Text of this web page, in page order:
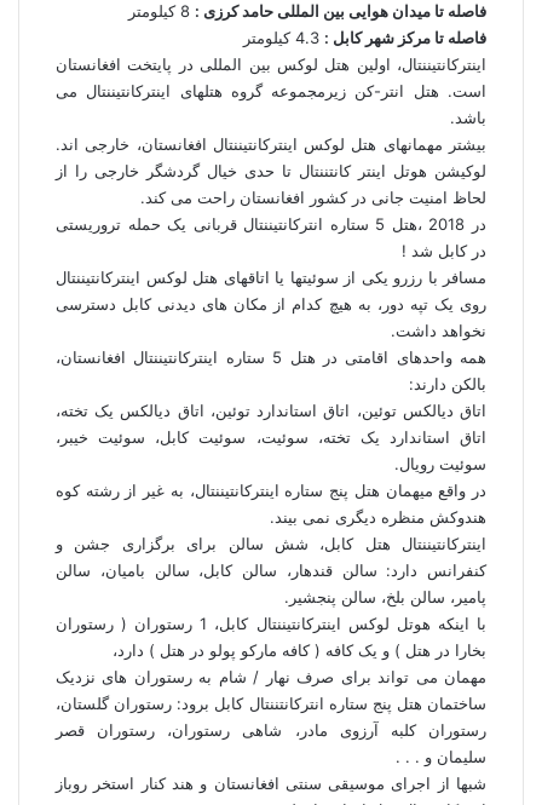
فاصله تا میدان هوایی بین المللی حامد کرزی :
فاصله تا مرکز شهر کابل :
اینترکانتیننتال، اولین هتل لوکس بین المللی در پایتخت افغانستان
است. هتل انتر-کن زیرمجموعه گروه هتلهای اینترکانتیننتال می
باشد.
بیشتر مهمانهای هتل لوکس اینترکانتیننتال افغانستان، خارجی اند.
لوکیشن هوتل اینتر کانتننتال تا حدی خیال گردشگر خارجی را از
لحاظ امنیت جانی در کشور افغانستان راحت می کند.
در 2018 ،هتل 5 ستاره انترکانتیننتال قربانی یک حمله تروریستی
در کابل شد !
مسافر با رزرو یکی از سوئیتها یا اتاقهای هتل لوکس اینترکانتیننتال
روی یک تپه دور، به هیچ کدام از مکان های دیدنی کابل دسترسی
نخواهد داشت.
همه واحدهای اقامتی در هتل 5 ستاره اینترکانتیننتال افغانستان،
بالکن دارند:
اتاق دیالکس توئین، اتاق استاندارد توئین، اتاق دیالکس یک تخته،
اتاق استاندارد یک تخته، سوئیت، سوئیت کابل، سوئیت خیبر،
سوئیت رویال.
در واقع میهمان هتل پنج ستاره اینترکانتیننتال، به غیر از رشته کوه
هندوکش منظره دیگری نمی بیند.
اینترکانتیننتال هتل کابل، شش سالن برای برگزاری جشن و
کنفرانس دارد: سالن قندهار، سالن کابل، سالن بامیان، سالن
پامیر، سالن بلخ، سالن پنجشیر.
با اینکه هوتل لوکس اینترکانتیننتال کابل، 1 رستوران ( رستوران
بخارا در هتل ) و یک کافه ( کافه مارکو پولو در هتل ) دارد،
مهمان می تواند برای صرف نهار / شام به رستوران های نزدیک
ساختمان هتل پنج ستاره انترکانتننتال کابل برود: رستوران گلستان،
رستوران کلبه آرزوی مادر، شاهی رستوران، رستوران قصر
سلیمان و . . .
شبها از اجرای موسیقی سنتی افغانستان و هند کنار استخر روباز